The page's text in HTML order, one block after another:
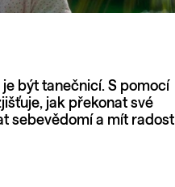
být tanečnicí. S pomocí
jak překonat své
sebevědomí a mít radost